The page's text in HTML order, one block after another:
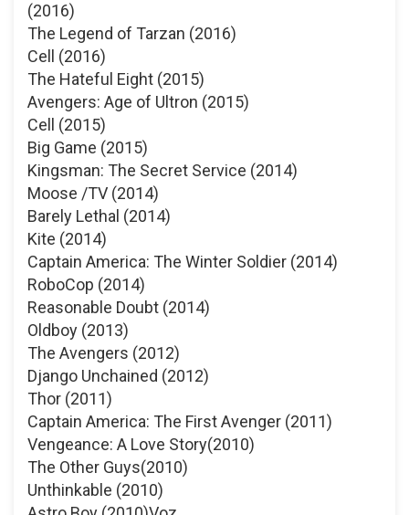
(2016)
The Legend of Tarzan (2016)
Cell (2016)
The Hateful Eight (2015)
Avengers: Age of Ultron (2015)
Cell (2015)
Big Game (2015)
Kingsman: The Secret Service (2014)
Moose /TV (2014)
Barely Lethal (2014)
Kite (2014)
Captain America: The Winter Soldier (2014)
RoboCop (2014)
Reasonable Doubt (2014)
Oldboy (2013)
The Avengers (2012)
Django Unchained (2012)
Thor (2011)
Captain America: The First Avenger (2011)
Vengeance: A Love Story(2010)
The Other Guys(2010)
Unthinkable (2010)